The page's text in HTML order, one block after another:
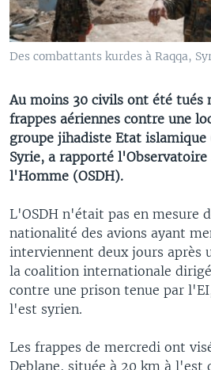
Des combattants kurdes à Raqqa,
Au moins 30 civils ont été tués
frappes aériennes contre une
groupe jihadiste Etat
Syrie, a rapporté
l'Homme (OSDH).
L'OSDH n'était pas en mesure
nationalité des avions ayant
interviennent deux jours après
la coalition internationale
contre une prison tenue par
l'est syrien.
Les frappes de mercredi ont
Deblane, située à 20 km à l'est